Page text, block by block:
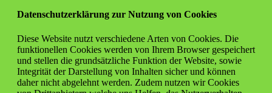
Datenschutzerklärung zur Nutzung von Cookies
Diese Website nutzt verschiedene Arten von Cookies. Die
funktionellen Cookies werden von Ihrem Browser gespeichert
und stellen die grundsätzliche Funktion der Website, sowie
Integrität der Darstellung von Inhalten sicher und können
daher nicht abgelehnt werden. Zudem nutzen wir Cookies